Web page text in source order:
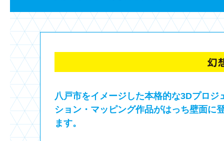
八戸市をイメージした本格的な3Dプロジ
ション・マッピング作品がはっち壁面に
ます。